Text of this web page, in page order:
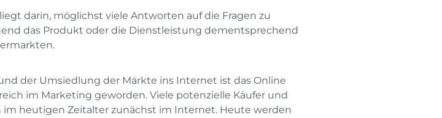
darin, möglichst viele Antworten auf die Fragen zu
das Produkt oder die Dienstleistung dementsprechend
der Umsiedlung der Märkte ins Internet ist das Online
im Marketing geworden. Viele potenzielle Käufer und
im heutigen Zeitalter zunächst im Internet. Heute werden